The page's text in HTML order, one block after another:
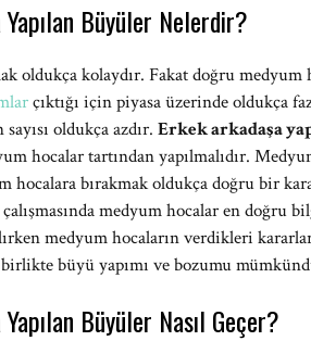
Büyüler Nelerdir?
oldukça kolaydır. Fakat doğru
çıktığı için piyasa üzerinde oldukça
oldukça azdır. Erkek arkadaşa
hocalar tartından yapılmalıdır.
hocalara bırakmak oldukça doğru bir
medyum hocalar en
medyum hocaların verdikleri
birlikte büyü yapımı ve bozumu
Büyüler Nasıl Geçer?